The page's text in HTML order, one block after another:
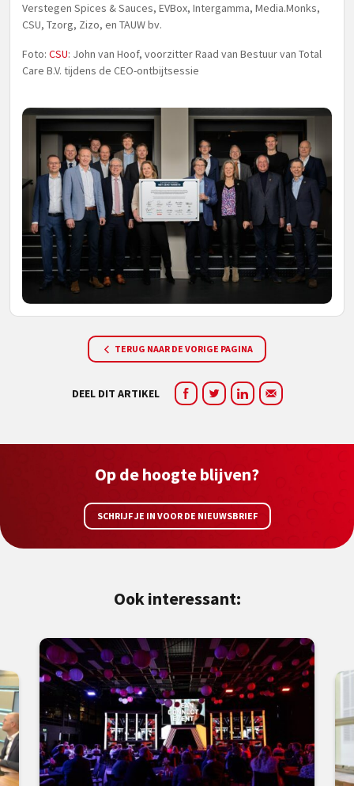
Verstegen Spices & Sauces, EVBox, Intergamma, Media.Monks,
CSU, Tzorg, Zizo, en TAUW bv.
Foto: CSU: John van Hoof, voorzitter Raad van Bestuur van Total
Care B.V. tijdens de CEO-ontbijtsessie
TERUG NAAR DE VORIGE PAGINA
DEEL DIT ARTIKEL
Op de hoogte blijven?
SCHRIJF JE IN VOOR DE NIEUWSBRIEF
Ook interessant: